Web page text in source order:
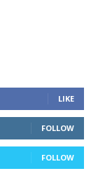
LIKE
FOLLOW
FOLLOW